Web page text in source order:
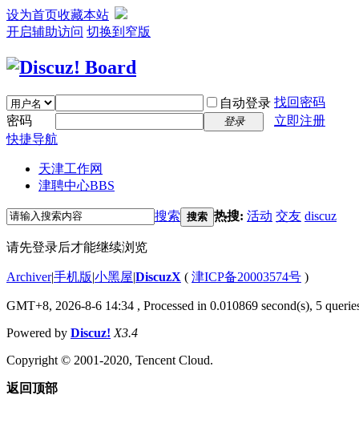
设为首页收藏本站
开启辅助访问 切换到窄版
自动登录 找回密码
密码
登录
立即注册
快捷导航
天津工作网
津聘中心BBS
搜索 搜索 热搜: 活动 交友 discuz
请先登录后才能继续浏览
Archiver|手机版|小黑屋|DiscuzX ( 津ICP备20003574号 )
GMT+8, 2026-8-6 14:34 , Processed in 0.010869 second(s), 5
Powered by Discuz! X3.4
Copyright © 2001-2020, Tencent Cloud.
返回顶部